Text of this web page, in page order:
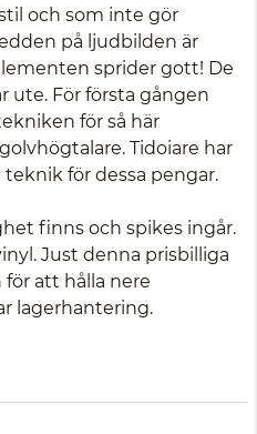
och som inte gör
på ljudbilden är
sprider gott! De
ute. För första gången
för så här
Tidoiare har
för dessa pengar.
finns och spikes ingår.
Just denna prisbilliga
att hålla nere
lagerhantering.